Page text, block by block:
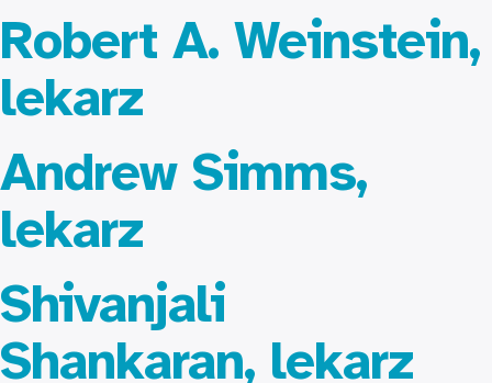
Robert A. Weinstein,
lekarz
Andrew Simms,
lekarz
Shivanjali
Shankaran, lekarz